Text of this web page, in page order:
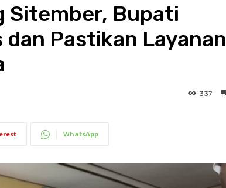
Sitember, Bupati
Pastikan Layanan
337
WhatsApp